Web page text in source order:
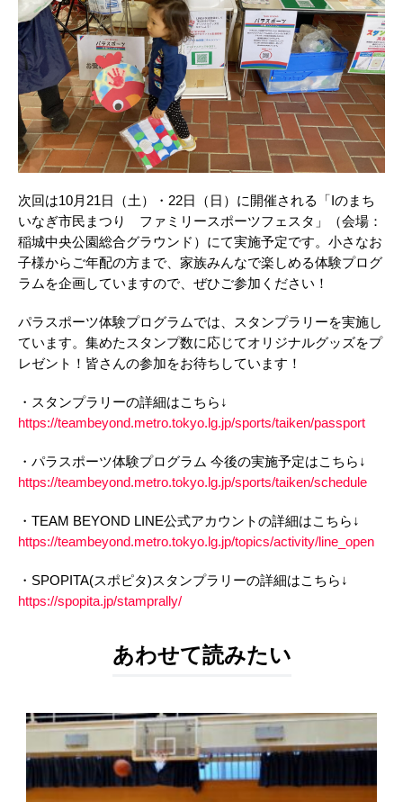
次回は10月21日（土）・22日（日）に開催される「Iのまち
いなぎ市民まつり ファミリースポーツフェスタ」（会場：
稲城中央公園総合グラウンド）にて実施予定です。小さなお
子様からご年配の方まで、家族みんなで楽しめる体験プログ
ラムを企画していますので、ぜひご参加ください！
パラスポーツ体験プログラムでは、スタンプラリーを実施し
ています。集めたスタンプ数に応じてオリジナルグッズをプ
レゼント！皆さんの参加をお待ちしています！
・スタンプラリーの詳細はこちら↓
https://teambeyond.metro.tokyo.lg.jp/sports/taiken/passport
・パラスポーツ体験プログラム 今後の実施予定はこちら↓
https://teambeyond.metro.tokyo.lg.jp/sports/taiken/schedule
・TEAM BEYOND LINE公式アカウントの詳細はこちら↓
https://teambeyond.metro.tokyo.lg.jp/topics/activity/line_open
・SPOPITA(スポピタ)スタンプラリーの詳細はこちら↓
https://spopita.jp/stamprally/
あわせて読みたい